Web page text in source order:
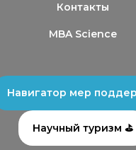
Контакты
MBA Science
Навигатор мер
Научный туризм ⛳